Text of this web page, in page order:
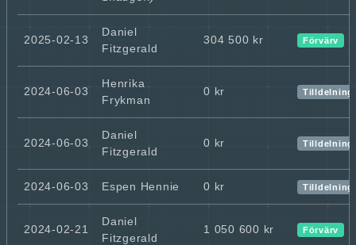
2025-02-13
Daniel
Fitzgerald
304 500 kr Förvärv
2024-06-03
Henrika
Frykman
0 kr Tilldelning
2024-06-03
Daniel
Fitzgerald
0 kr Tilldelning
2024-06-03 Espen Hennie 0 kr Tilldelning
2024-02-21
Daniel
Fitzgerald
1 050 600 kr Förvärv